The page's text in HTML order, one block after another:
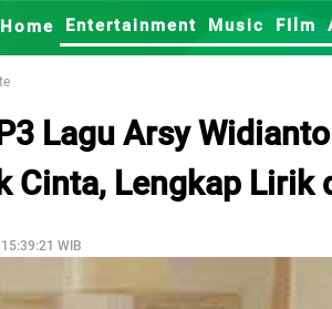
Home Entertainment Music FIlm
Lagu Arsy
Cinta, Lengkap Lirik
WIB